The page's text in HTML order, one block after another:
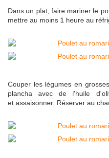
Dans un plat, faire mariner le
mettre au moins 1 heure au
Couper les légumes en
plancha avec de l'huile
et assaisonner. Réserver au